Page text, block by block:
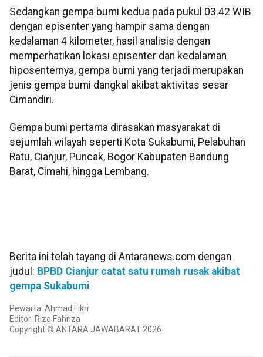
Sedangkan gempa bumi kedua pada pukul 03.42 WIB
dengan episenter yang hampir sama dengan
kedalaman 4 kilometer, hasil analisis dengan
memperhatikan lokasi episenter dan kedalaman
hiposenternya, gempa bumi yang terjadi merupakan
jenis gempa bumi dangkal akibat aktivitas sesar
Cimandiri.
Gempa bumi pertama dirasakan masyarakat di
sejumlah wilayah seperti Kota Sukabumi, Pelabuhan
Ratu, Cianjur, Puncak, Bogor Kabupaten Bandung
Barat, Cimahi, hingga Lembang.
Berita ini telah tayang di Antaranews.com dengan
judul: BPBD Cianjur catat satu rumah rusak akibat
gempa Sukabumi
Pewarta: Ahmad Fikri
Editor: Riza Fahriza
Copyright © ANTARA JAWABARAT 2026